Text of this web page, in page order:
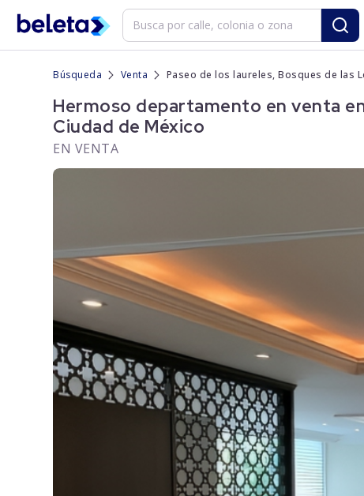
Búsqueda Venta Paseo de los laureles, Bosques de las
Hermoso departamento en venta
Ciudad de México
EN VENTA